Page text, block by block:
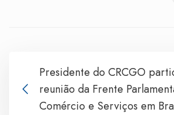
Presidente do CRCGO
reunião da Frente
Comércio e Serviços em